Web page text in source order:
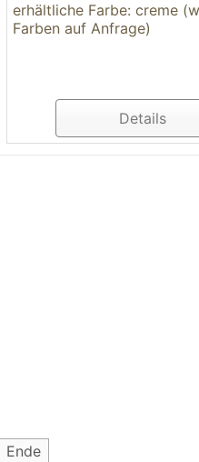
erhältliche Farbe: creme
Farben auf Anfrage)
Details
Ende